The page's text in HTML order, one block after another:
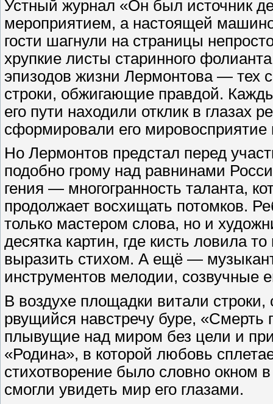
Устный журнал «Он был источник
мероприятием, а настоящей
гости шагнули на страницы
хрупкие листы старинного
эпизодов жизни Лермонтова — тех
строки, обжигающие правдой.
его пути находили отклик в глазах
сформировали его
Но Лермонтов предстал перед
подобно грому над равнинами
гения — многогранность таланта,
продолжает восхищать потомков.
только мастером слова, но и
десятка картин, где кисть ловила
выразить стихом. А ещё —
инструментов мелодии, созвучные
В воздухе площадки витали
рвущийся навстречу буре,
плывущие над миром без цели и
«Родина», в которой любовь
стихотворение было словно окном
смогли увидеть мир его глазами.